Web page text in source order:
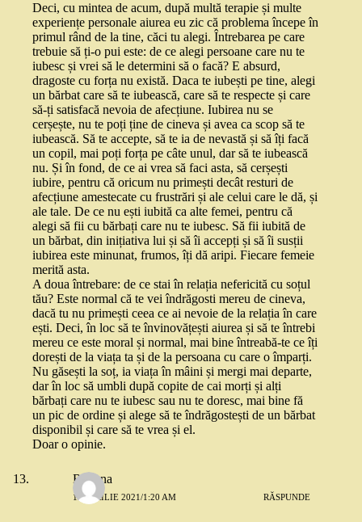
Deci, cu mintea de acum, după multă terapie și multe
experiențe personale aiurea eu zic că problema începe în
primul rând de la tine, căci tu alegi. Întrebarea pe care
trebuie să ți-o pui este: de ce alegi persoane care nu te
iubesc și vrei să le determini să o facă? E absurd,
dragoste cu forța nu există. Daca te iubești pe tine, alegi
un bărbat care să te iubească, care să te respecte și care
să-ți satisfacă nevoia de afecțiune. Iubirea nu se
cerșește, nu te poți ține de cineva și avea ca scop să te
iubească. Să te accepte, să te ia de nevastă și să îți facă
un copil, mai poți forța pe câte unul, dar să te iubească
nu. Și în fond, de ce ai vrea să faci asta, să cerșești
iubire, pentru că oricum nu primești decât resturi de
afecțiune amestecate cu frustrări și ale celui care le dă, și
ale tale. De ce nu ești iubită ca alte femei, pentru că
alegi să fii cu bărbați care nu te iubesc. Să fii iubită de
un bărbat, din inițiativa lui și să îi accepți și să îi susții
iubirea este minunat, frumos, îți dă aripi. Fiecare femeie
merită asta.
A doua întrebare: de ce stai în relația nefericită cu soțul
tău? Este normal că te vei îndrăgosti mereu de cineva,
dacă tu nu primești ceea ce ai nevoie de la relația în care
ești. Deci, în loc să te învinovățești aiurea și să te întrebi
mereu ce este moral și normal, mai bine întreabă-te ce îți
dorești de la viața ta și de la persoana cu care o împarți.
Nu găsești la soț, ia viața în mâini și mergi mai departe,
dar în loc să umbli după copite de cai morți și alți
bărbați care nu te iubesc sau nu te doresc, mai bine fă
un pic de ordine și alege să te îndrăgostești de un bărbat
disponibil și care să te vrea și el.
Doar o opinie.
Roxana
13 APRILIE 2021/1:20 AM RĂSPUNDE